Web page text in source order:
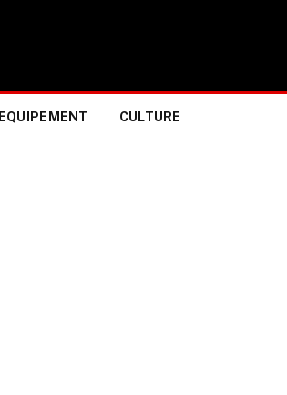
EQUIPEMENT CULTURE